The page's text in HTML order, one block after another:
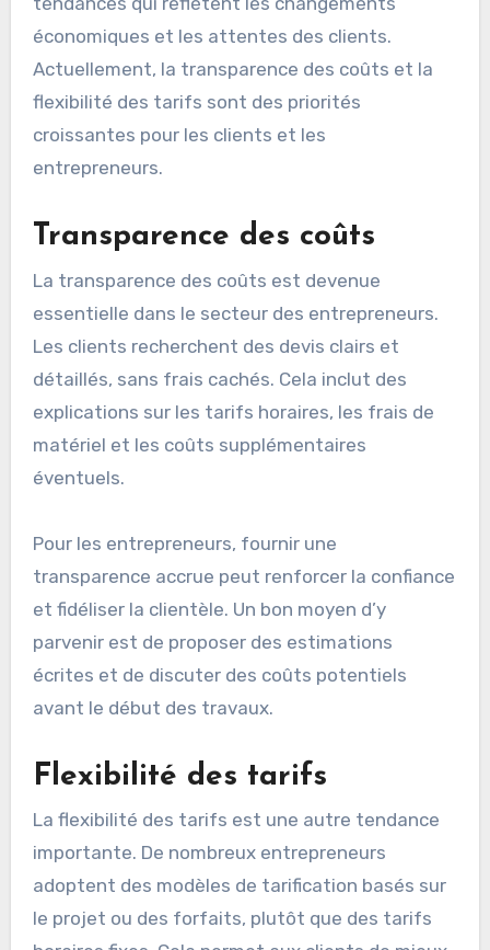
tendances émergentes
concernant les frais des
entrepreneurs?
Les frais des entrepreneurs évoluent avec des
économiques et les attentes des clients.
flexibilité des tarifs sont des priorités
croissantes pour les clients et les
entrepreneurs.
Transparence des coûts
La transparence des coûts est devenue
Les clients recherchent des devis clairs et
détaillés, sans frais cachés. Cela inclut des
explications sur les tarifs horaires, les frais de
matériel et les coûts supplémentaires
éventuels.
transparence accrue peut renforcer la confiance
parvenir est de proposer des estimations
écrites et de discuter des coûts potentiels
avant le début des travaux.